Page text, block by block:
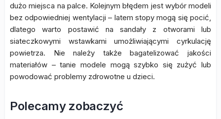
dużo miejsca na palce. Kolejnym błędem jest wybór modeli
bez odpowiedniej wentylacji – latem stopy mogą się pocić,
dlatego warto postawić na sandały z otworami lub
siateczkowymi wstawkami umożliwiającymi cyrkulację
powietrza. Nie należy także bagatelizować jakości
materiałów – tanie modele mogą szybko się zużyć lub
powodować problemy zdrowotne u dzieci.
Polecamy zobaczyć